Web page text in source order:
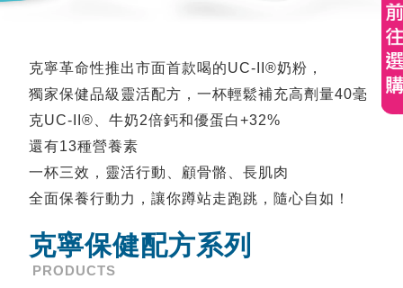
蹲
站
走
跑
跳，
克寧革命性推出市面首款喝的UC-II®奶粉，
獨家保健品級靈活配方，一杯輕鬆補充高劑量40毫
克UC-II®、牛奶2倍鈣和優蛋白+32%
還有13種營養素
一杯三效，靈活行動、顧骨骼、長肌肉
全面保養行動力，讓你蹲站走跑跳，隨心自如！
克寧保健配方系列
PRODUCTS